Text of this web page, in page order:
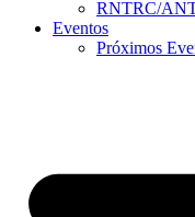
RNTRC/
Eventos
Próximos